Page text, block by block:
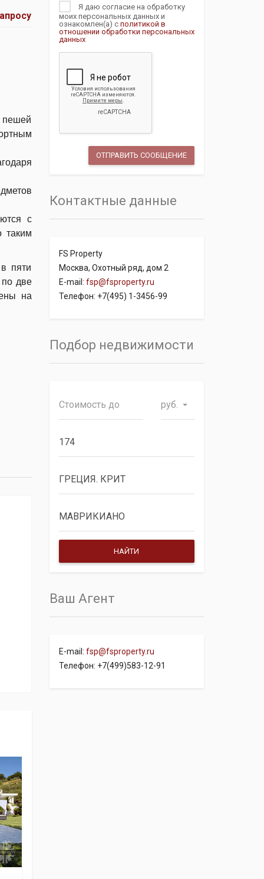
пешей
с
таким
пяти
по две
на
Я даю согласие на обработку
моих персональных данных и
ознакомлен(а) с политикой в
отношении обработки персональных
данных
Контактные данные
FS Property
Москва, Охотный ряд, дом 2
E-mail: fsp@fsproperty.ru
Телефон: +7(495) 1-3456-99
Подбор недвижимости
руб.
Ваш Агент
E-mail: fsp@fsproperty.ru
Телефон: +7(499)583-12-91